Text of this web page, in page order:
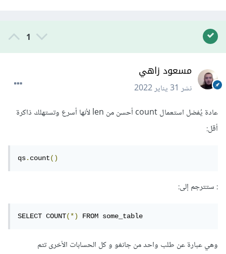
1
مسعود زاهي
نشر31 يناير 2022
عادة يُفضل استعمال count أحسن من len لأنها أسرع وتستهلك ذاكرة
أقل:
qs.count()
: ستترجم إلى:
SELECT COUNT(*) FROM some_table
وهي عبارة عن طلب واحد من جانغو و كل الحسابات الأخرى تتم